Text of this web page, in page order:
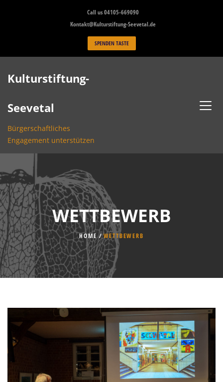
Call us 04105-669090
Kontakt@Kulturstiftung-Seevetal.de
SPENDEN TASTE
Kulturstiftung-
Seevetal
Bürgerschaftliches
Engagement unterstützen
WETTBEWERB
HOME WETTBEWERB